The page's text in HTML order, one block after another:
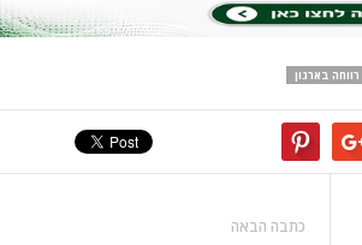
רווחה בארגון
כתבה הבאה